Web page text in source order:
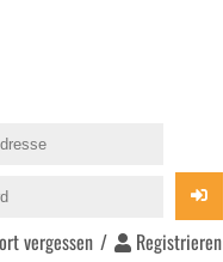
vergessen / Registrieren